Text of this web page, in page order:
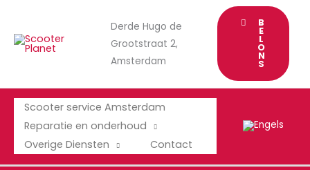
Derde Hugo de
Grootstraat 2,
Amsterdam
B
E
L
O
N
S
Scooter service Amsterdam
Reparatie en onderhoud
Overige Diensten
Contact